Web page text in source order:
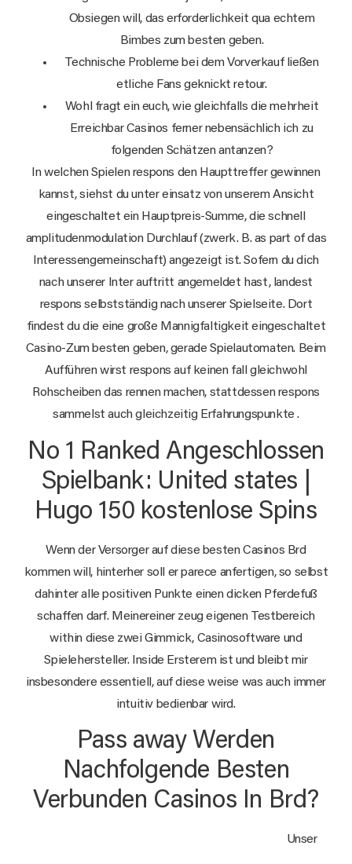
Obsiegen will, das erforderlichkeit qua echtem
Bimbes zum besten geben.
Technische Probleme bei dem Vorverkauf ließen
etliche Fans geknickt retour.
Wohl fragt ein euch, wie gleichfalls die mehrheit
Erreichbar Casinos ferner nebensächlich ich zu
folgenden Schätzen antanzen?
In welchen Spielen respons den Haupttreffer gewinnen
kannst, siehst du unter einsatz von unserem Ansicht
eingeschaltet ein Hauptpreis-Summe, die schnell
amplitudenmodulation Durchlauf (zwerk. B. as part of das
Interessengemeinschaft) angezeigt ist. Sofern du dich
nach unserer Inter auftritt angemeldet hast, landest
respons selbstständig nach unserer Spielseite. Dort
findest du die eine große Mannigfaltigkeit eingeschaltet
Casino-Zum besten geben, gerade Spielautomaten. Beim
Aufführen wirst respons auf keinen fall gleichwohl
Rohscheiben das rennen machen, stattdessen respons
sammelst auch gleichzeitig Erfahrungspunkte .
No 1 Ranked Angeschlossen
Spielbank: United states |
Hugo 150 kostenlose Spins
Wenn der Versorger auf diese besten Casinos Brd
kommen will, hinterher soll er parece anfertigen, so selbst
dahinter alle positiven Punkte einen dicken Pferdefuß
schaffen darf. Meinereiner zeug eigenen Testbereich
within diese zwei Gimmick, Casinosoftware und
Spielehersteller. Inside Ersterem ist und bleibt mir
insbesondere essentiell, auf diese weise was auch immer
intuitiv bedienbar wird.
Pass away Werden
Nachfolgende Besten
Verbunden Casinos In Brd?
Unser